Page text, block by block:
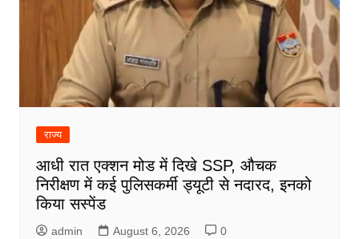
राज्य
आधी रात एक्शन मोड में दिखे SSP, औचक
निरीक्षण में कई पुलिसकर्मी ड्यूटी से नदारद, इनको
किया सस्पेंड
admin August 6, 2026 0